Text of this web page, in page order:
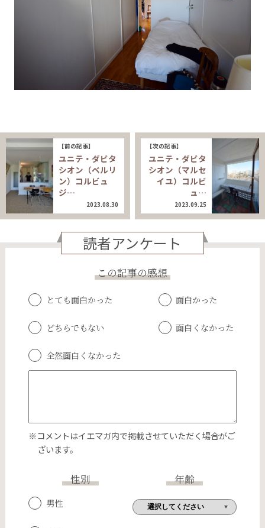
【前の記事】
ユニテ・ダビタ
シオン（ベルリ
ン）コルビュ
ジ…
2023.08.30
【次の記事】
ユニテ・ダビタ
シオン（マルセ
イユ）コルビ
ュ…
2023.09.25
読者アンケート
この記事の感想
とても面白かった 面白かった
どちらでもない 面白くなかった
全然面白くなかった
※コメントはイエマガ内で掲載させていただく場合がご
ざいます。
性別
男性
年齢